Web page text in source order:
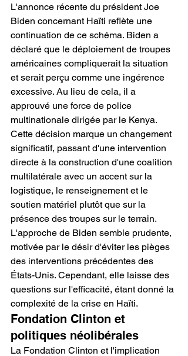
L'annonce récente du président Joe
Biden concernant Haïti reflète une
continuation de ce schéma. Biden a
déclaré que le déploiement de troupes
américaines compliquerait la situation
et serait perçu comme une ingérence
excessive. Au lieu de cela, il a
approuvé une force de police
multinationale dirigée par le Kenya.
Cette décision marque un changement
significatif, passant d'une intervention
directe à la construction d'une coalition
multilatérale avec un accent sur la
logistique, le renseignement et le
soutien matériel plutôt que sur la
présence des troupes sur le terrain.
L'approche de Biden semble prudente,
motivée par le désir d'éviter les pièges
des interventions précédentes des
États-Unis. Cependant, elle laisse des
questions sur l'efficacité, étant donné la
complexité de la crise en Haïti.
Fondation Clinton et
politiques néolibérales
La Fondation Clinton et l'implication